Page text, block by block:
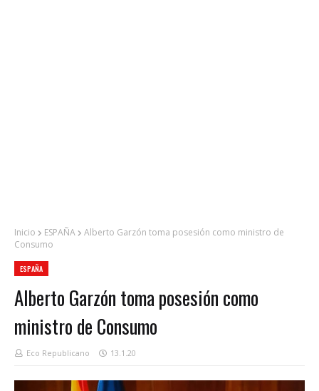
Inicio ESPAÑA
Alberto Garzón toma posesión como ministro de
Consumo
ESPAÑA
Alberto Garzón toma posesión como
ministro de Consumo
Eco Republicano 13.1.20